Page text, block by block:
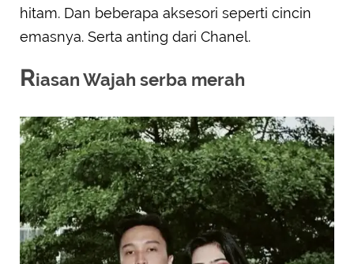
hitam. Dan beberapa aksesori seperti cincin
emasnya. Serta anting dari Chanel.
Riasan Wajah serba merah